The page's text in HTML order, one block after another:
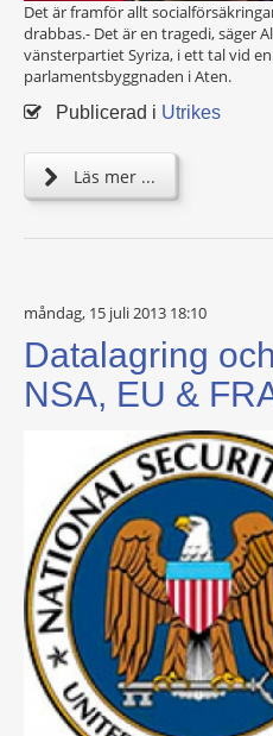
Det är framför allt
drabbas.- Det är en tragedi, säger
vänsterpartiet Syriza, i ett tal vid
parlamentsbyggnaden i Aten.
Publicerad i Utrikes
Läs mer ...
måndag, 15 juli 2013 18:10
Datalagring
NSA, EU &